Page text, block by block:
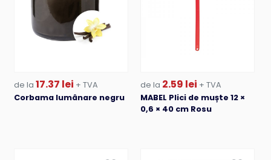
de la 17.37 lei + TVA
Corbama lumânare negru
de la 2.59 lei + TVA
MABEL Plici de muște 12 ×
0,6 × 40 cm Rosu